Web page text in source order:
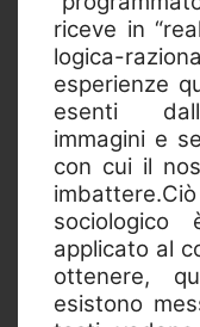
riceve in
logica-
esperienze
esenti
immagini e
con cui il
applicato al
ottenere,
esistono